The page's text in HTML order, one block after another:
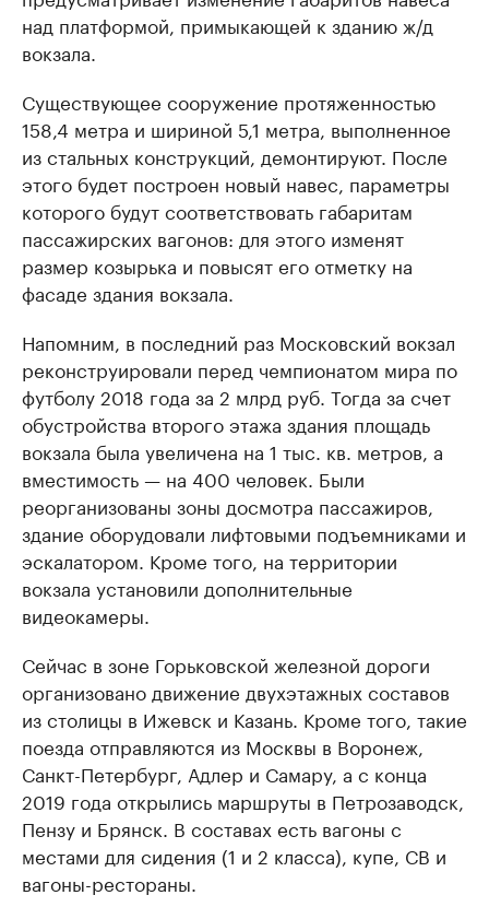
над платформой, примыкающей к зданию ж/д
вокзала.
Существующее сооружение протяженностью
158,4 метра и шириной 5,1 метра, выполненное
из стальных конструкций, демонтируют. После
этого будет построен новый навес, параметры
которого будут соответствовать габаритам
пассажирских вагонов: для этого изменят
размер козырька и повысят его отметку на
фасаде здания вокзала.
Напомним, в последний раз Московский вокзал
реконструировали перед чемпионатом мира по
футболу 2018 года за 2 млрд руб. Тогда за счет
обустройства второго этажа здания площадь
вокзала была увеличена на 1 тыс. кв. метров, а
вместимость — на 400 человек. Были
реорганизованы зоны досмотра пассажиров,
здание оборудовали лифтовыми подъемниками и
эскалатором. Кроме того, на территории
вокзала установили дополнительные
видеокамеры.
Сейчас в зоне Горьковской железной дороги
организовано движение двухэтажных составов
из столицы в Ижевск и Казань. Кроме того, такие
поезда отправляются из Москвы в Воронеж,
Санкт-Петербург, Адлер и Самару, а с конца
2019 года открылись маршруты в Петрозаводск,
Пензу и Брянск. В составах есть вагоны с
местами для сидения (1 и 2 класса), купе, СВ и
вагоны-рестораны.